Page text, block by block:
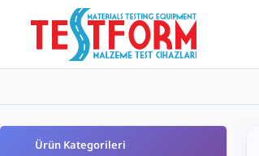
Ürün Kategorileri